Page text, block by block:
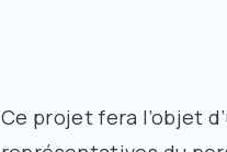
Ce projet fera l’objet